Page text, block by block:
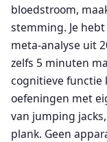
bloedstroom,
stemming. Je
meta-analyse uit
zelfs 5 minuten
cognitieve functie
oefeningen met
van jumping
plank. Geen